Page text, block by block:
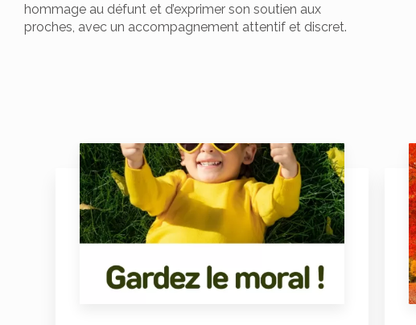
hommage au défunt et d’exprimer son soutien aux
proches, avec un accompagnement attentif et discret.